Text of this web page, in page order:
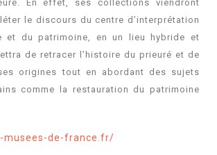
En effet, ses collections viendront
le discours du centre d’interprétation
et du patrimoine, en un lieu hybride et
de retracer l’histoire du prieuré et de
origines tout en abordant des sujets
comme la restauration du patrimoine
musees-de-france.fr/